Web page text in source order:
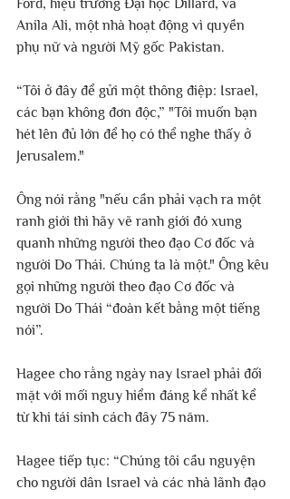
Anila Ali, một nhà hoạt động vì quyền
phụ nữ và người Mỹ gốc Pakistan.
“Tôi ở đây để gửi một thông điệp: Israel,
các bạn không đơn độc,” "Tôi muốn bạn
hét lên đủ lớn để họ có thể nghe thấy ở
Jerusalem."
Ông nói rằng "nếu cần phải vạch ra một
ranh giới thì hãy vẽ ranh giới đó xung
quanh những người theo đạo Cơ đốc và
người Do Thái. Chúng ta là một." Ông kêu
gọi những người theo đạo Cơ đốc và
người Do Thái “đoàn kết bằng một tiếng
nói”.
Hagee cho rằng ngày nay Israel phải đối
mặt với mối nguy hiểm đáng kể nhất kể
từ khi tái sinh cách đây 75 năm.
Hagee tiếp tục: “Chúng tôi cầu nguyện
cho người dân Israel và các nhà lãnh đạo